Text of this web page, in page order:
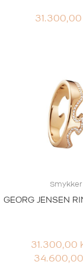
31.300,00
Smykker
GEORG JENSEN
31.300,00
34.600,00